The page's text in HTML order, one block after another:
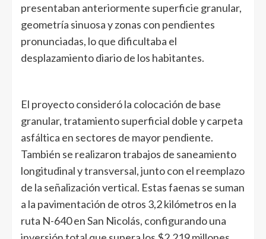
presentaban anteriormente superficie granular,
geometría sinuosa y zonas con pendientes
pronunciadas, lo que dificultaba el
desplazamiento diario de los habitantes.
El proyecto consideró la colocación de base
granular, tratamiento superficial doble y carpeta
asfáltica en sectores de mayor pendiente.
También se realizaron trabajos de saneamiento
longitudinal y transversal, junto con el reemplazo
de la señalización vertical. Estas faenas se suman
a la pavimentación de otros 3,2 kilómetros en la
ruta N-640 en San Nicolás, configurando una